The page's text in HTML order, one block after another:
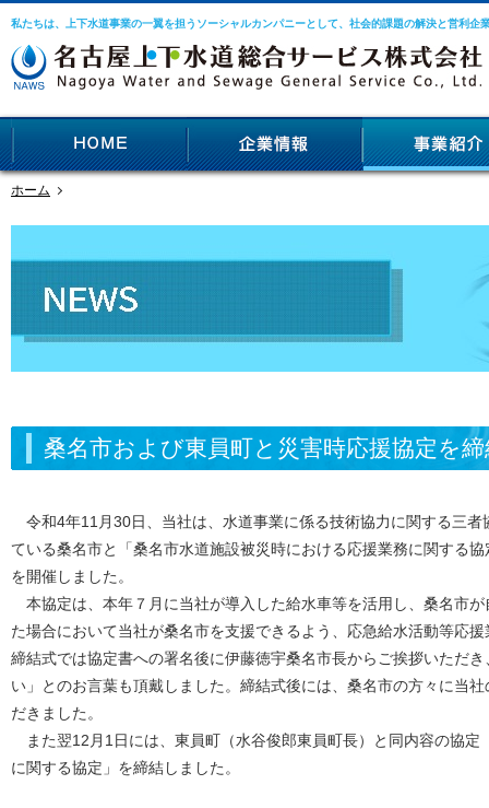
私たちは、上下水道事業の一翼を担うソーシャルカンパニーとして、社会的課題の解決と営利企
ホーム
桑名市および東員町と災害時応援協定を
令和4年11月30日、当社は、水道事業に係る技術協力に関する三
ている桑名市と「桑名市水道施設被災時における応援業務に関する
を開催しました。
本協定は、本年７月に当社が導入した給水車等を活用し、桑名市
た場合において当社が桑名市を支援できるよう、応急給水活動等応
締結式では協定書への署名後に伊藤徳宇桑名市長からご挨拶いただ
い」とのお言葉も頂戴しました。締結式後には、桑名市の方々に当
だきました。
また翌12月1日には、東員町（水谷俊郎東員町長）と同内容の協定
に関する協定」を締結しました。